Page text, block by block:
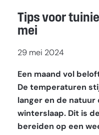
Tips voor
mei
29 mei 2024
Een maand vol
De temperaturen
langer en de
winterslaap. Dit is
bereiden op een